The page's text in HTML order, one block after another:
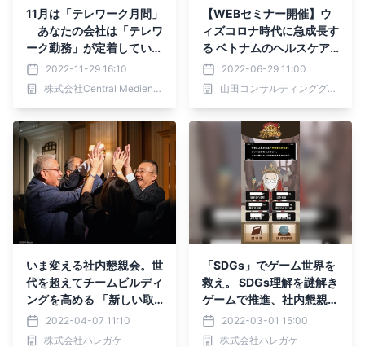
11月は「テレワーク月間」
あなたの会社は「テレワ
ーク勤務」が定着していま
すか？専属保健師が紹介、
当社のアンケート結果や分
かりづらいルールとは
2022-11-29 16:10
株式会社Central Medience
【WEBセミナー開催】ウ
ィズコロナ時代に急成長す
る ベトナムのヘルスケア
市場2022-06-29 11:00
山田コンサルティンググループ株式会社
いま変える社内懇親会。世
代を超えてチームビルディ
ングを高める 「新しい取
り組み」を、謎解きゲーム
専門会社が提案
2022-04-07 11:10
株式会社ハレガケ
「SDGs」でゲーム世界を
救え。 SDGs理解を謎解き
ゲームで推進、社内懇親会
サービス提供開始
2022-03-01 15:00
株式会社ハレガケ